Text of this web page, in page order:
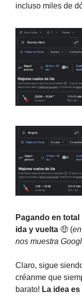
incluso miles de
Pagando en
ida y vuelta 🤑 (
nos muestra
Claro, sigue
créanme que
barato! La idea